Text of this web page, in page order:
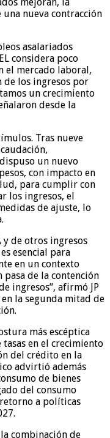
nueva contracción
asalariados
considera poco
el mercado laboral,
de los ingresos por
un crecimiento
desde la
Tras nueve
un nuevo
con impacto en
para cumplir con
los ingresos, el
de ajuste, lo
y de otros ingresos
esencial para
en un contexto
de la contención
ingresos”, afirmó JP
la segunda mitad de
más escéptica
en el crecimiento
del crédito en la
advirtió además
de bienes
del consumo
a políticas
combinación de